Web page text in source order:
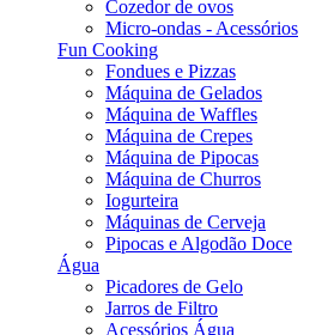
Cozedor de ovos
Micro-ondas - Acessórios
Fun Cooking
Fondues e Pizzas
Máquina de Gelados
Máquina de Waffles
Máquina de Crepes
Máquina de Pipocas
Máquina de Churros
Iogurteira
Máquinas de Cerveja
Pipocas e Algodão Doce
Água
Picadores de Gelo
Jarros de Filtro
Acessórios Água